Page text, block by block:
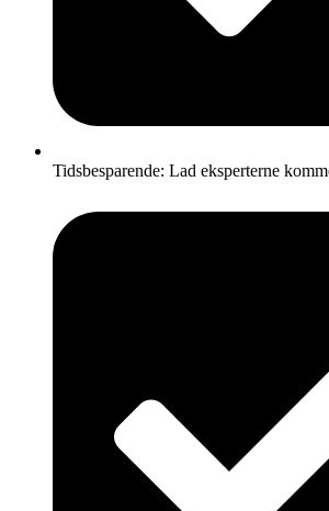
Tidsbesparende: Lad eksperterne